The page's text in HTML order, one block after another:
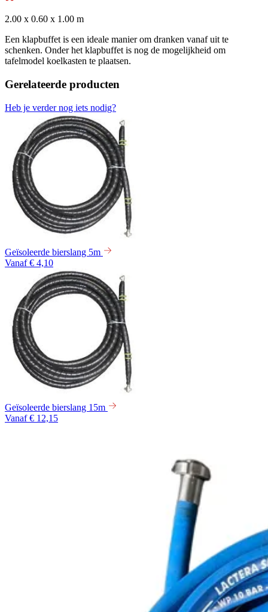
2.00 x 0.60 x 1.00 m
Een klapbuffet is een ideale manier om dranken vanaf uit te
schenken. Onder het klapbuffet is nog de mogelijkheid om
tafelmodel koelkasten te plaatsen.
Gerelateerde producten
Heb je verder nog iets nodig?
Geïsoleerde bierslang 5m
Vanaf € 4,10
Geïsoleerde bierslang 15m
Vanaf € 12,15